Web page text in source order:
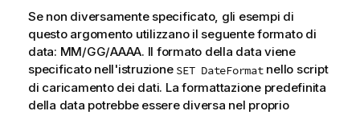
Se non diversamente specificato, gli esempi di
questo argomento utilizzano il seguente formato di
data: MM/GG/AAAA. Il formato della data viene
specificato nell'istruzione SET DateFormatnello script
di caricamento dei dati. La formattazione predefinita
della data potrebbe essere diversa nel proprio